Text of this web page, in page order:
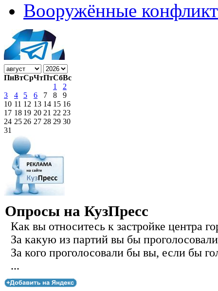
Вооружённые
ПнВтСрЧтПтСбВс
1
2
3
4 5 6 7 8
9
10 11 12 13 14 15 16
17 18 19 20 21 22 23
24 25 26 27 28 29 30
31
Опросы на КузПресс
Как вы относитесь к застройке центра
За какую из партий вы бы
За кого проголосовали бы вы, если бы
...